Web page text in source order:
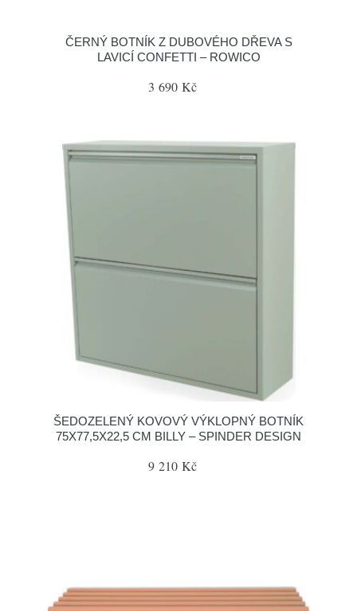
ČERNÝ BOTNÍK Z DUBOVÉHO DŘEVA S
LAVICÍ CONFETTI – ROWICO
3 690 Kč
ŠEDOZELENÝ KOVOVÝ VÝKLOPNÝ BOTNÍK
75X77,5X22,5 CM BILLY – SPINDER DESIGN
9 210 Kč